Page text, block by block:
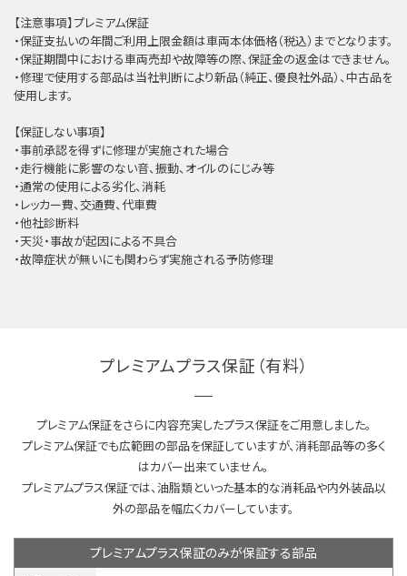
【注意事項】プレミアム保証
・保証支払いの年間ご利用上限金額は車両本体価格（税込）までとなります。
・保証期間中における車両売却や故障等の際、保証金の返金はできません。
・修理で使用する部品は当社判断により新品（純正、優良社外品）、中古品を
使用します。
【保証しない事項】
・事前承認を得ずに修理が実施された場合
・走行機能に影響のない音、振動、オイルのにじみ等
・通常の使用による劣化、消耗
・レッカー費、交通費、代車費
・他社診断料
・天災・事故が起因による不具合
・故障症状が無いにも関わらず実施される予防修理
プレミアムプラス保証（有料）
プレミアム保証をさらに内容充実したプラス保証をご用意しました。
プレミアム保証でも広範囲の部品を保証していますが、消耗部品等の多く
はカバー出来ていません。
プレミアムプラス保証では、油脂類といった基本的な消耗品や内外装品以
外の部品を幅広くカバーしています。
プレミアムプラス保証のみが保証する部品